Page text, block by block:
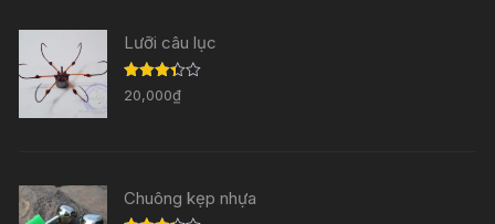
Lưỡi câu lục
Được
xếp
20,000₫
Chuông kẹp nhựa